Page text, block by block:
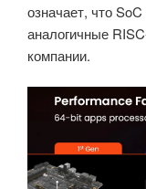
означает, что
аналогичные
компании.